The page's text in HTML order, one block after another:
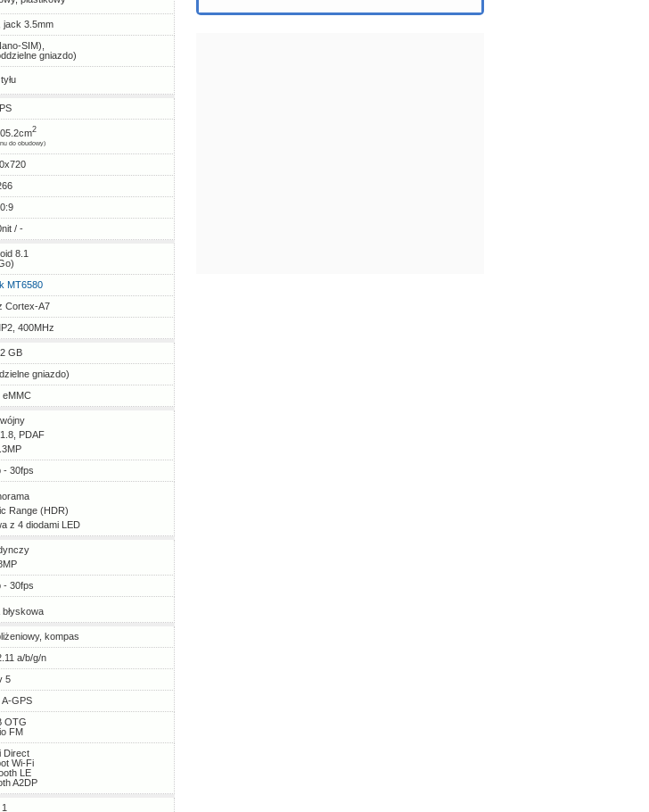
jack 3.5mm
SIM),
gniazdo)
2
do obudowy)
/ -
8.1
MT6580
Cortex-A7
400MHz
GB
gniazdo)
eMMC
PDAF
- 30fps
Range (HDR)
z 4 diodami LED
- 30fps
błyskowa
kompas
a/b/g/n
5
A-GPS
OTG
FM
Direct
Wi-Fi
LE
A2DP
1